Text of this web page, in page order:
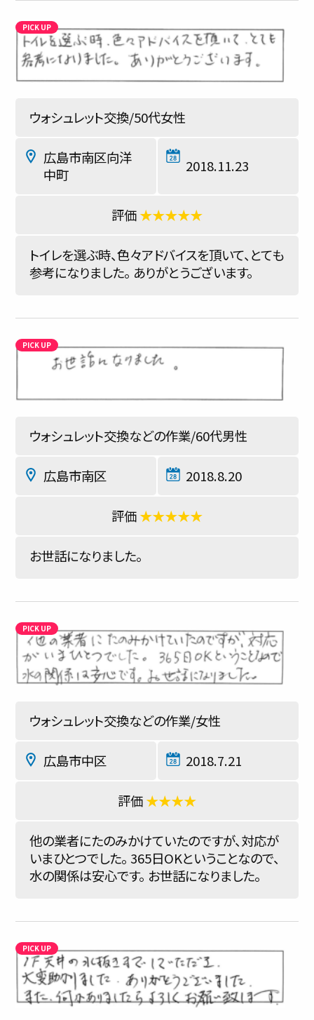
ウォシュレット交換/50代女性
広島市南区向洋
中町
2018.11.23
★★★★★
トイレを選ぶ時、色々アドバイスを頂いて、とても
参考になりました。 ありがとうございます。
ウォシュレット交換などの作業/60代男性
広島市南区 2018.8.20
★★★★★
お世話になりました。
ウォシュレット交換などの作業/女性
広島市中区 2018.7.21
★★★★
他の業者にたのみかけていたのですが、対応が
いまひとつでした。 365日OKということなので、
水の関係は安心です。 お世話になりました。